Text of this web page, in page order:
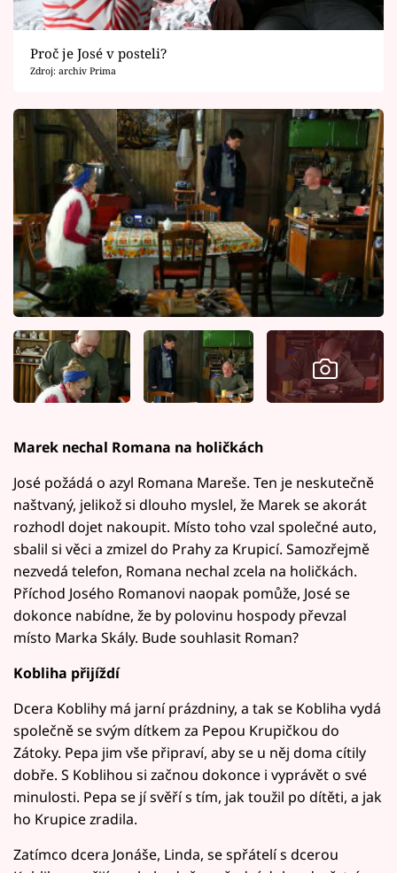
Proč je José v posteli?
Zdroj: archiv Prima
Marek nechal Romana na holičkách
José požádá o azyl Romana Mareše. Ten je neskutečně
naštvaný, jelikož si dlouho myslel, že Marek se akorát
rozhodl dojet nakoupit. Místo toho vzal společné auto,
sbalil si věci a zmizel do Prahy za Krupicí. Samozřejmě
nezvedá telefon, Romana nechal zcela na holičkách.
Příchod Josého Romanovi naopak pomůže, José se
dokonce nabídne, že by polovinu hospody převzal
místo Marka Skály. Bude souhlasit Roman?
Kobliha přijíždí
Dcera Koblihy má jarní prázdniny, a tak se Kobliha vydá
společně se svým dítkem za Pepou Krupičkou do
Zátoky. Pepa jim vše připraví, aby se u něj doma cítily
dobře. S Koblihou si začnou dokonce i vyprávět o své
minulosti. Pepa se jí svěří s tím, jak toužil po dítěti, a jak
ho Krupice zradila.
Zatímco dcera Jonáše, Linda, se spřátelí s dcerou